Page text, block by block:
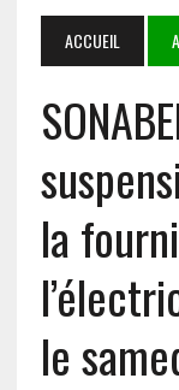
ACCUEIL
la
le